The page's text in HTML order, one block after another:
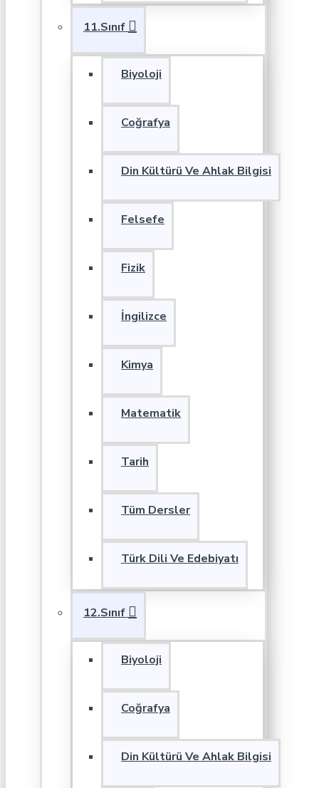
11.Sınıf
Biyoloji
Coğrafya
Din Kültürü Ve Ahlak Bilgisi
Felsefe
Fizik
İngilizce
Kimya
Matematik
Tarih
Tüm Dersler
Türk Dili Ve Edebiyatı
12.Sınıf
Biyoloji
Coğrafya
Din Kültürü Ve Ahlak Bilgisi